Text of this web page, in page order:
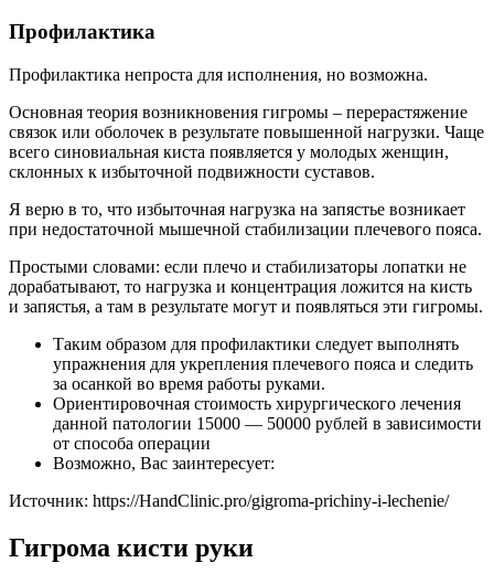
Профилактика
Профилактика непроста для исполнения, но возможна.
Основная теория возникновения гигромы – перерастяжение
связок или оболочек в результате повышенной нагрузки. Чаще
всего синовиальная киста появляется у молодых женщин,
склонных к избыточной подвижности суставов.
Я верю в то, что избыточная нагрузка на запястье возникает
при недостаточной мышечной стабилизации плечевого пояса.
Простыми словами: если плечо и стабилизаторы лопатки не
дорабатывают, то нагрузка и концентрация ложится на кисть
и запястья, а там в результате могут и появляться эти гигромы.
Таким образом для профилактики следует выполнять
упражнения для укрепления плечевого пояса и следить
за осанкой во время работы руками.
Ориентировочная стоимость хирургического лечения
данной патологии 15000 — 50000 рублей в зависимости
от способа операции
Возможно, Вас заинтересует:
Источник: https://HandClinic.pro/gigroma-prichiny-i-lechenie/
Гигрома кисти руки